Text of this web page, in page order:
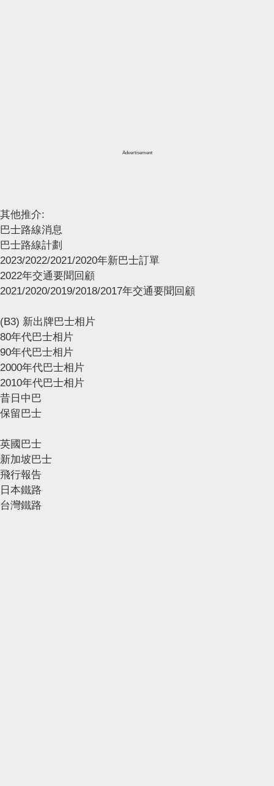
Advertisement
其他推介:
巴士路線消息
巴士路線計劃
2023/2022/2021/2020年新巴士訂單
2022年交通要聞回顧
2021/2020/2019/2018/2017年交通要聞回顧
(B3) 新出牌巴士相片
80年代巴士相片
90年代巴士相片
2000年代巴士相片
2010年代巴士相片
昔日中巴
保留巴士
英國巴士
新加坡巴士
飛行報告
日本鐵路
台灣鐵路